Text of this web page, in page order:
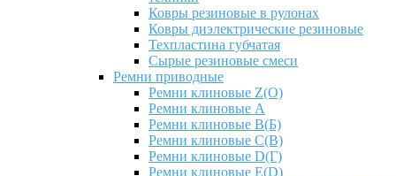
Ковры резиновые в рулонах
Ковры диэлектрические резиновые
Техпластина губчатая
Сырые резиновые смеси
Ремни приводные
Ремни клиновые Z(О)
Ремни клиновые A
Ремни клиновые B(Б)
Ремни клиновые C(В)
Ремни клиновые D(Г)
Ремни клиновые Е(D)